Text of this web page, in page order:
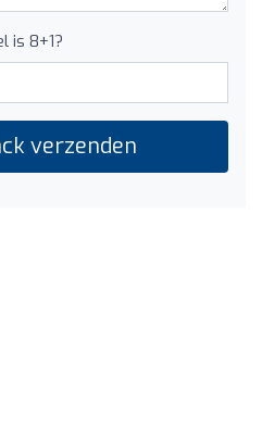
is 8+1?
verzenden